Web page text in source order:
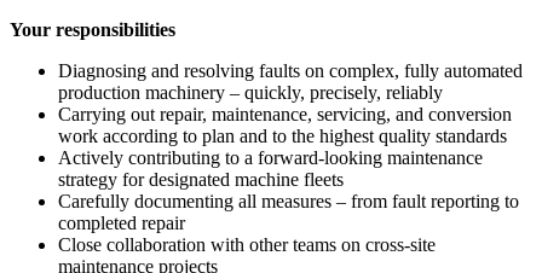
Your responsibilities
Diagnosing and resolving faults on complex, fully automated
production machinery – quickly, precisely, reliably
Carrying out repair, maintenance, servicing, and conversion
work according to plan and to the highest quality standards
Actively contributing to a forward-looking maintenance
strategy for designated machine fleets
Carefully documenting all measures – from fault reporting to
completed repair
Close collaboration with other teams on cross-site
maintenance projects